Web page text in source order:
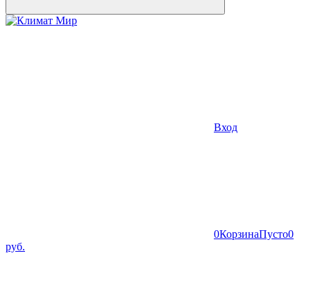
Вход
0КорзинаПусто0
руб.